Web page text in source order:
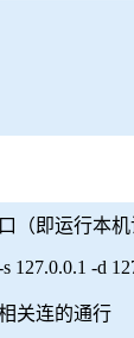
（即运行本机
127.0.0.1 -d
关连的通行